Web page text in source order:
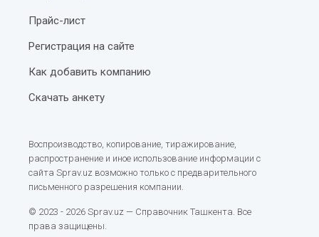
Прайс-лист
Регистрация на сайте
Как добавить компанию
Скачать анкету
Воспроизводство, копирование, тиражирование,
распространение и иное использование информации с
сайта Sprav.uz возможно только с предварительного
письменного разрешения компании.
© 2023 - 2026 Sprav.uz — Справочник Ташкента. Все
права защищены.